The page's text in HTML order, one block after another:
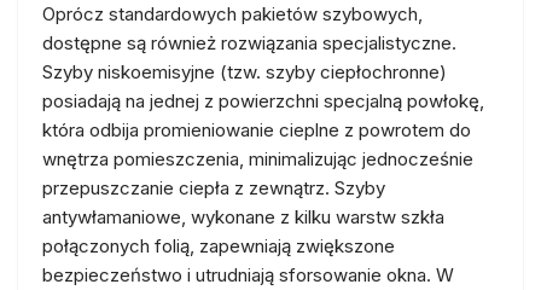
Oprócz standardowych pakietów szybowych,
dostępne są również rozwiązania specjalistyczne.
Szyby niskoemisyjne (tzw. szyby ciepłochronne)
posiadają na jednej z powierzchni specjalną powłokę,
która odbija promieniowanie cieplne z powrotem do
wnętrza pomieszczenia, minimalizując jednocześnie
przepuszczanie ciepła z zewnątrz. Szyby
antywłamaniowe, wykonane z kilku warstw szkła
połączonych folią, zapewniają zwiększone
bezpieczeństwo i utrudniają sforsowanie okna. W